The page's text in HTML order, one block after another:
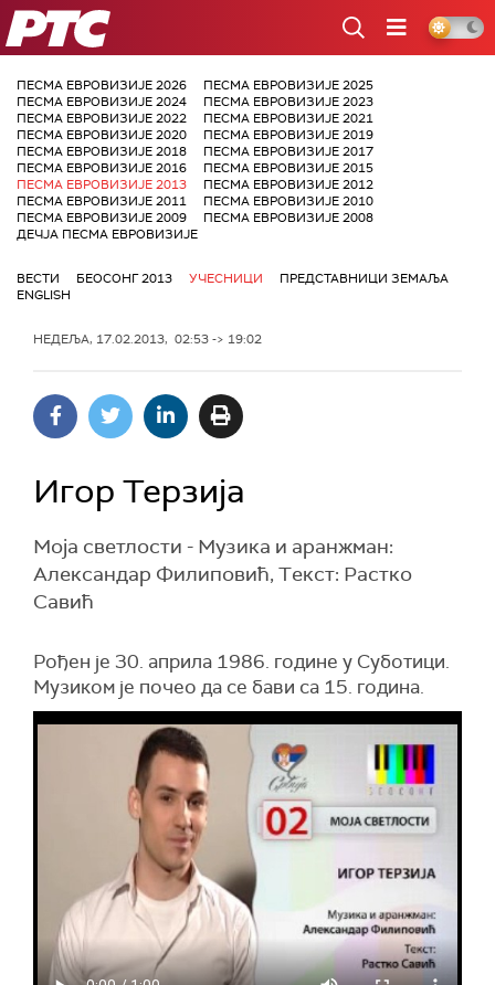
РТС
ПЕСМА ЕВРОВИЗИЈЕ 2026
ПЕСМА ЕВРОВИЗИЈЕ 2025
ПЕСМА ЕВРОВИЗИЈЕ 2024
ПЕСМА ЕВРОВИЗИЈЕ 2023
ПЕСМА ЕВРОВИЗИЈЕ 2022
ПЕСМА ЕВРОВИЗИЈЕ 2021
ПЕСМА ЕВРОВИЗИЈЕ 2020
ПЕСМА ЕВРОВИЗИЈЕ 2019
ПЕСМА ЕВРОВИЗИЈЕ 2018
ПЕСМА ЕВРОВИЗИЈЕ 2017
ПЕСМА ЕВРОВИЗИЈЕ 2016
ПЕСМА ЕВРОВИЗИЈЕ 2015
ПЕСМА ЕВРОВИЗИЈЕ 2013
ПЕСМА ЕВРОВИЗИЈЕ 2012
ПЕСМА ЕВРОВИЗИЈЕ 2011
ПЕСМА ЕВРОВИЗИЈЕ 2010
ПЕСМА ЕВРОВИЗИЈЕ 2009
ПЕСМА ЕВРОВИЗИЈЕ 2008
ДЕЧЈА ПЕСМА ЕВРОВИЗИЈЕ
ВЕСТИ БЕОСОНГ 2013 УЧЕСНИЦИ
ПРЕДСТАВНИЦИ ЗЕМАЉА
ENGLISH
НЕДЕЉА, 17.02.2013, 02:53 -> 19:02
Игор Терзија
Моја светлости - Mузика и аранжман:
Aлександар Филиповић, Tекст: Растко
Савић
Рођен је 30. априла 1986. године у Суботици.
Музиком је почео да се бави са 15. година.